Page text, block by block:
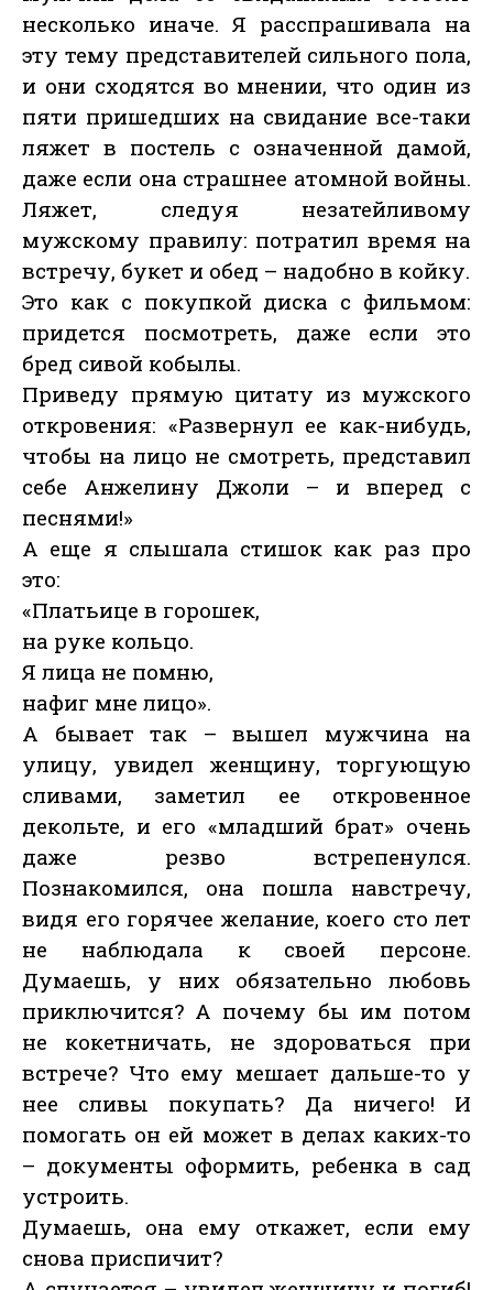
несколько иначе. Я расспрашивала на
эту тему представителей сильного пола,
и они сходятся во мнении, что один из
пяти пришедших на свидание все-таки
ляжет в постель с означенной дамой,
даже если она страшнее атомной войны.
Ляжет, следуя незатейливому
мужскому правилу: потратил время на
встречу, букет и обед – надобно в койку.
Это как с покупкой диска с фильмом:
придется посмотреть, даже если это
бред сивой кобылы.
Приведу прямую цитату из мужского
откровения: «Развернул ее как-нибудь,
чтобы на лицо не смотреть, представил
себе Анжелину Джоли – и вперед с
песнями!»
А еще я слышала стишок как раз про
это:
«Платьице в горошек,
на руке кольцо.
Я лица не помню,
нафиг мне лицо».
А бывает так – вышел мужчина на
улицу, увидел женщину, торгующую
сливами, заметил ее откровенное
декольте, и его «младший брат» очень
даже резво встрепенулся.
Познакомился, она пошла навстречу,
видя его горячее желание, коего сто лет
не наблюдала к своей персоне.
Думаешь, у них обязательно любовь
приключится? А почему бы им потом
не кокетничать, не здороваться при
встрече? Что ему мешает дальше-то у
нее сливы покупать? Да ничего! И
помогать он ей может в делах каких-то
– документы оформить, ребенка в сад
устроить.
Думаешь, она ему откажет, если ему
снова приспичит?